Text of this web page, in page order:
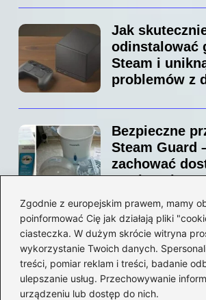
Zgodnie z europejskim prawem, mamy
poinformować Cię jak działają pliki
ciasteczka. W dużym skrócie witryna
wykorzystanie Twoich danych.
treści, pomiar reklam i treści, badanie
ulepszanie usług. Przechowywanie
urządzeniu lub dostęp do nich.
Jak
odinstalować
Steam i
problemów z
Bezpieczne
Steam Guard
zachować
swojego
Jak bez
adres email
prosty
kroku